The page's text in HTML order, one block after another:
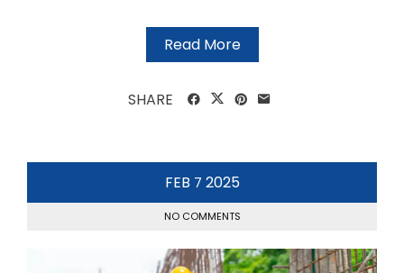
Read More
SHARE
FEB 7 2025
NO COMMENTS